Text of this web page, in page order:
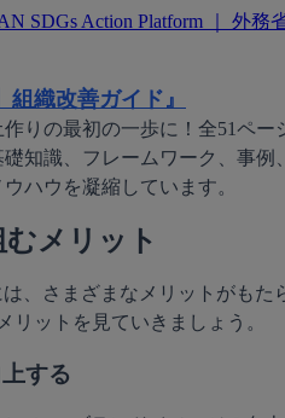
SDGs Action Platform ｜ 外務
組織改善ガイド』
りの最初の一歩に！全51ペー
知識、フレームワーク、事例
ハウを凝縮しています。
メリット
、さまざまなメリットがもた
リットを見ていきましょう。
する